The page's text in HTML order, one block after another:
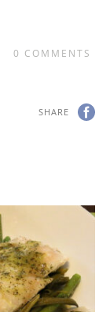
0 COMMENTS
SHARE